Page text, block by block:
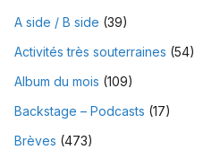
A side / B side (39)
Activités très souterraines (54)
Album du mois (109)
Backstage – Podcasts (17)
Brèves (473)